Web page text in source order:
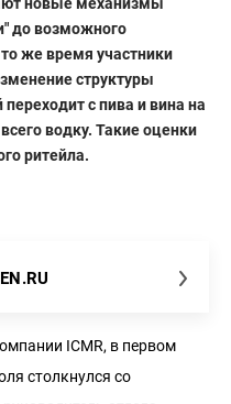
до возможного
же время участники
структуры
с пива и вина на
водку. Такие оценки
ритейла.
ICMR, в первом
столкнулся со